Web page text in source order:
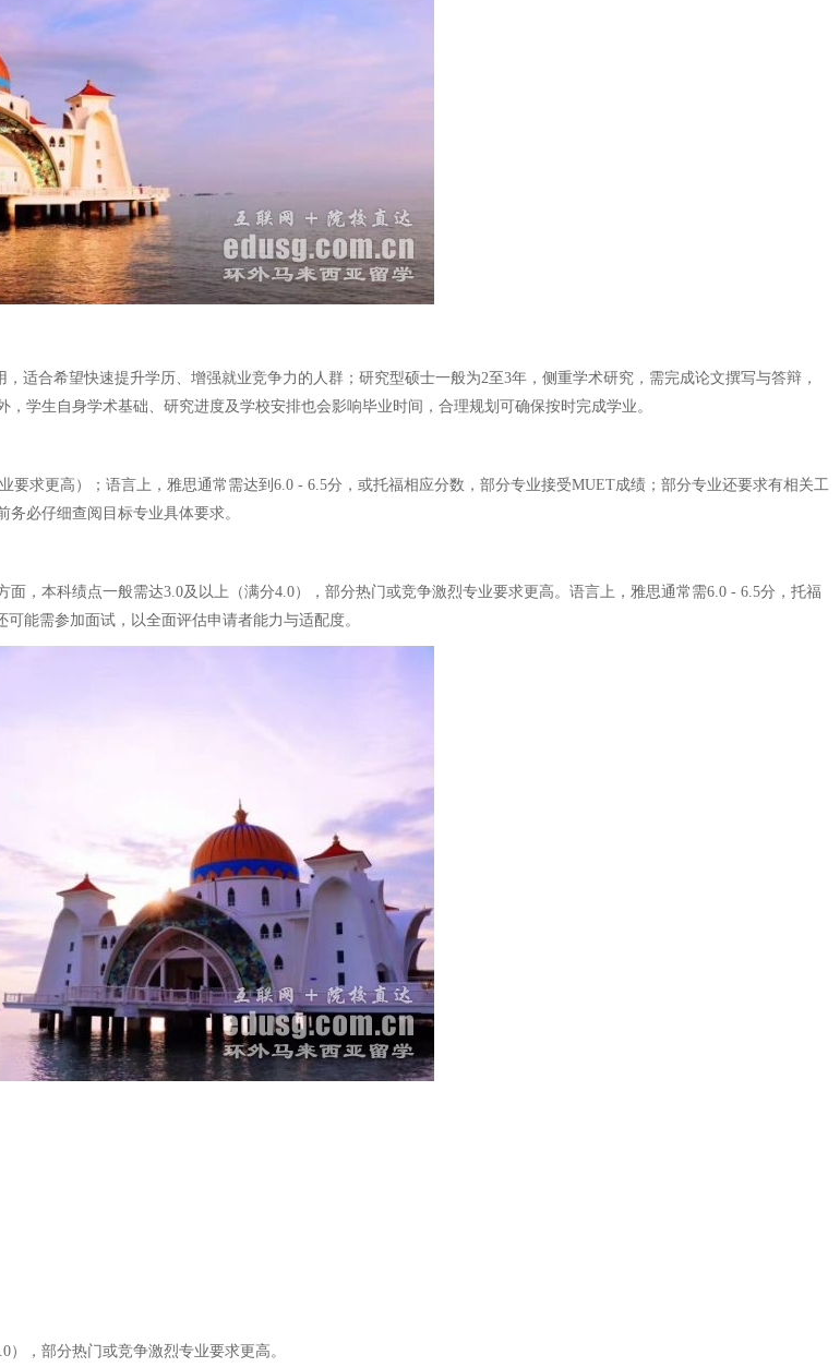
适合希望快速提升学历、增强就业竞争力的人群；研究型硕士一般为2至3年，侧重学术研究，需完成论文撰写与答辩，
学生自身学术基础、研究进度及学校安排也会影响毕业时间，合理规划可确保按时完成学业。
求更高）；语言上，雅思通常需达到6.0 - 6.5分，或托福相应分数，部分专业接受MUET成绩；部分专业还要求有相关工
必仔细查阅目标专业具体要求。
，本科绩点一般需达3.0及以上（满分4.0），部分热门或竞争激烈专业要求更高。语言上，雅思通常需6.0 - 6.5分，托福
能需参加面试，以全面评估申请者能力与适配度。
，部分热门或竞争激烈专业要求更高。